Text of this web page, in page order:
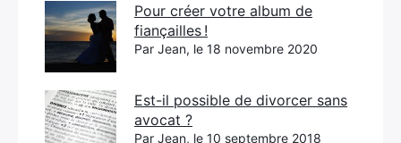
Pour créer votre album de
fiançailles !
Par Jean, le 18 novembre 2020
Est-il possible de divorcer sans
avocat ?
Par Jean, le 10 septembre 2018